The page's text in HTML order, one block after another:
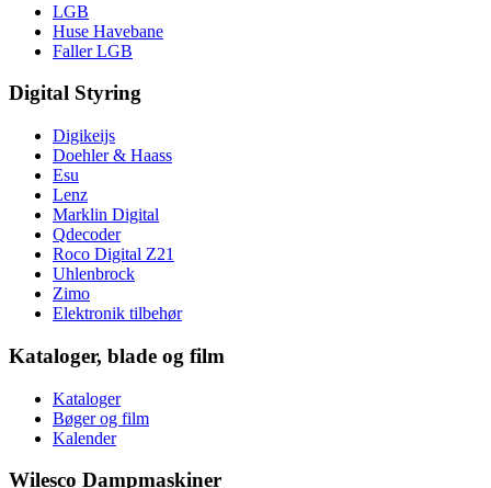
LGB
Huse Havebane
Faller LGB
Digital Styring
Digikeijs
Doehler & Haass
Esu
Lenz
Marklin Digital
Qdecoder
Roco Digital Z21
Uhlenbrock
Zimo
Elektronik tilbehør
Kataloger, blade og film
Kataloger
Bøger og film
Kalender
Wilesco Dampmaskiner